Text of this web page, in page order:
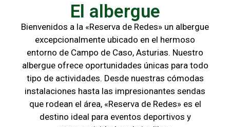
El albergue
Bienvenidos a la «Reserva de Redes» un albergue
excepcionalmente ubicado en el hermoso
entorno de Campo de Caso, Asturias. Nuestro
albergue ofrece oportunidades únicas para todo
tipo de actividades. Desde nuestras cómodas
instalaciones hasta las impresionantes sendas
que rodean el área, «Reserva de Redes» es el
destino ideal para eventos deportivos y